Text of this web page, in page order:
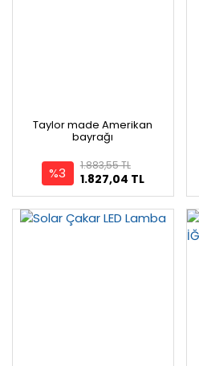
Taylor made Amerikan
bayrağı
%3 1.827,04 TL
1.883,55 TL